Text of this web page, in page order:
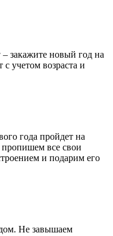
– закажите новый год на
учетом возраста и
года пройдет на
пропишем все свои
и подарим его
Не завышаем